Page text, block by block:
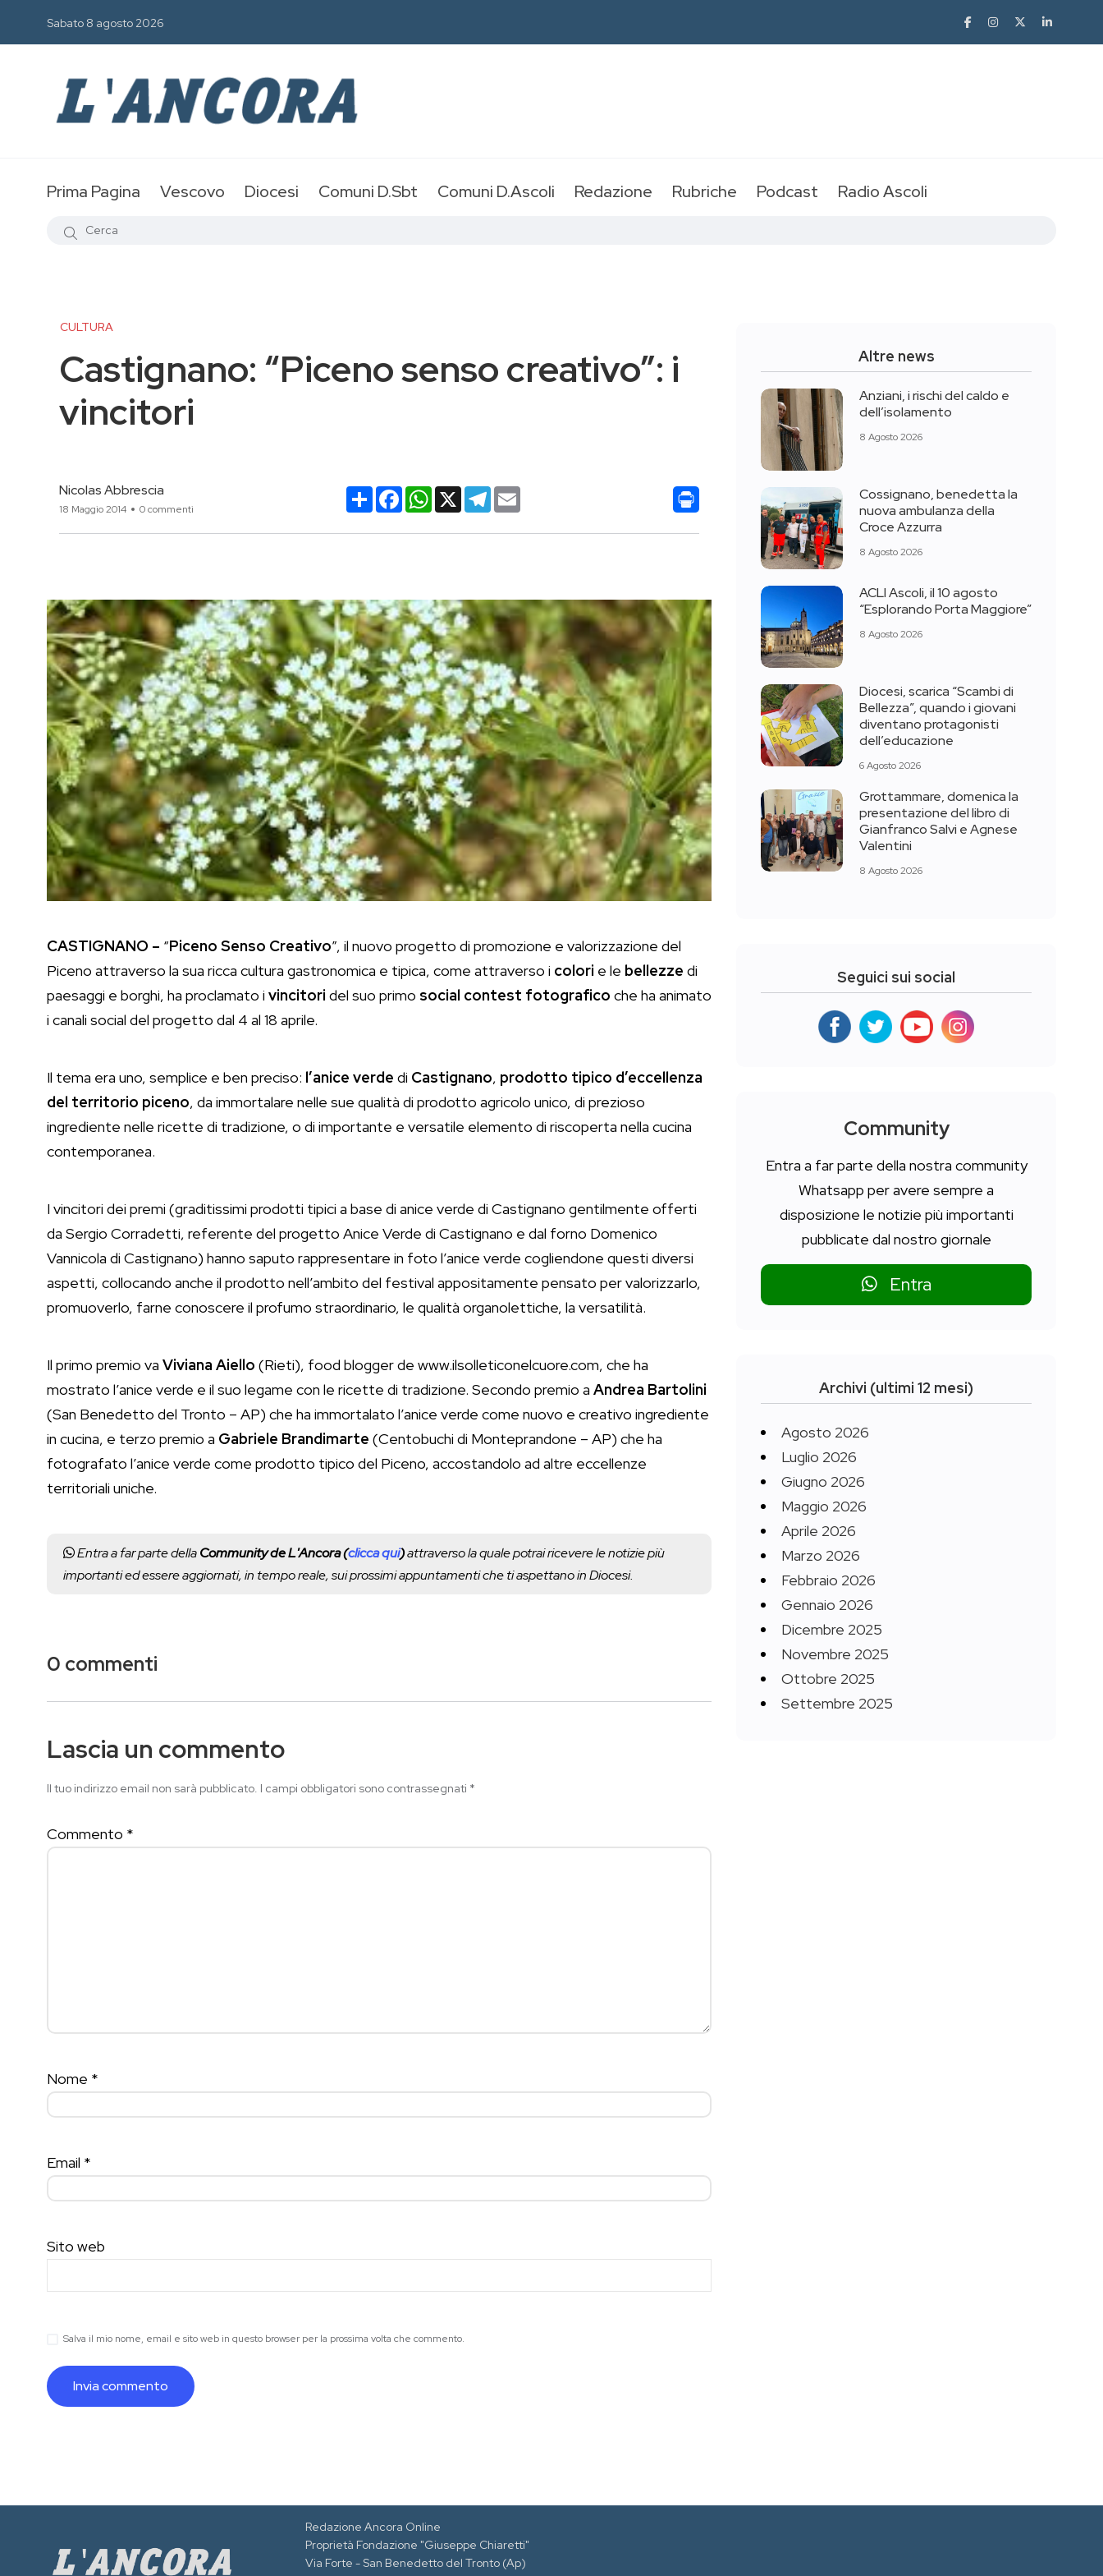
Sabato 8 agosto 2026
Prima Pagina Vescovo Diocesi Comuni D.Sbt Comuni D.Ascoli Redazione Rubriche Podcast Radio Ascoli
CULTURA
Castignano: “Piceno senso creativo”: i
vincitori
Nicolas Abbrescia
18 Maggio 2014 0 commenti
CondividiFacebookWhatsApp
X Telegram
CASTIGNANO – “Piceno Senso Creativo”, il nuovo progetto di promozione e valorizzazione del
Piceno attraverso la sua ricca cultura gastronomica e tipica, come attraverso i colori e le bellezze di
paesaggi e borghi, ha proclamato i vincitori del suo primo social contest fotografico che ha animato
i canali social del progetto dal 4 al 18 aprile.
Il tema era uno, semplice e ben preciso: l’anice verde di Castignano, prodotto tipico d’eccellenza
del territorio piceno, da immortalare nelle sue qualità di prodotto agricolo unico, di prezioso
ingrediente nelle ricette di tradizione, o di importante e versatile elemento di riscoperta nella cucina
contemporanea.
I vincitori dei premi (graditissimi prodotti tipici a base di anice verde di Castignano gentilmente offerti
da Sergio Corradetti, referente del progetto Anice Verde di Castignano e dal forno Domenico
Vannicola di Castignano) hanno saputo rappresentare in foto l’anice verde cogliendone questi diversi
aspetti, collocando anche il prodotto nell’ambito del festival appositamente pensato per valorizzarlo,
promuoverlo, farne conoscere il profumo straordinario, le qualità organolettiche, la versatilità.
Il primo premio va Viviana Aiello (Rieti), food blogger de www.ilsolleticonelcuore.com, che ha
mostrato l’anice verde e il suo legame con le ricette di tradizione. Secondo premio a Andrea Bartolini
(San Benedetto del Tronto – AP) che ha immortalato l’anice verde come nuovo e creativo ingrediente
in cucina, e terzo premio a Gabriele Brandimarte (Centobuchi di Monteprandone – AP) che ha
fotografato l’anice verde come prodotto tipico del Piceno, accostandolo ad altre eccellenze
territoriali uniche.
Entra a far parte dellaCommunity de L'Ancora (clicca qui)attraverso la quale potrai ricevere le notizie più
importanti ed essere aggiornati, in tempo reale, sui prossimi appuntamenti che ti aspettano in Diocesi.
0 commenti
Lascia un commento
Il tuo indirizzo email non sarà pubblicato. I campi obbligatori sono contrassegnati *
Commento *
Nome *
Email *
Sito web
Salva il mio nome, email e sito web in questo browser per la prossima volta che commento.
Altre news
Anziani, i rischi del caldo e
dell’isolamento
8 Agosto 2026
Cossignano, benedetta la
nuova ambulanza della
Croce Azzurra
8 Agosto 2026
ACLI Ascoli, il 10 agosto
“Esplorando Porta Maggiore”
8 Agosto 2026
Diocesi, scarica “Scambi di
Bellezza”, quando i giovani
diventano protagonisti
dell’educazione
6 Agosto 2026
Grottammare, domenica la
presentazione del libro di
Gianfranco Salvi e Agnese
Valentini
8 Agosto 2026
Seguici sui social
Community
Entra a far parte della nostra community
Whatsapp per avere sempre a
disposizione le notizie più importanti
pubblicate dal nostro giornale
Entra
Archivi (ultimi 12 mesi)
Agosto 2026
Luglio 2026
Giugno 2026
Maggio 2026
Aprile 2026
Marzo 2026
Febbraio 2026
Gennaio 2026
Dicembre 2025
Novembre 2025
Ottobre 2025
Settembre 2025
Redazione Ancora Online
Proprietà Fondazione "Giuseppe Chiaretti"
Via Forte - San Benedetto del Tronto (Ap)